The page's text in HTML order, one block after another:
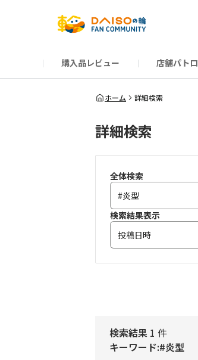
購入品レビュー 店舗パト
だんぜんトーク
運営からのお知らせ
ーSP Blogー
プレゼントキャンペーン
1周年記念キャンペーン
公式ホームページ
ホーム 詳細検索
詳細検索
全体検索
検索結果表示
投稿日時
検索結果 1 件
キーワード:#炎型